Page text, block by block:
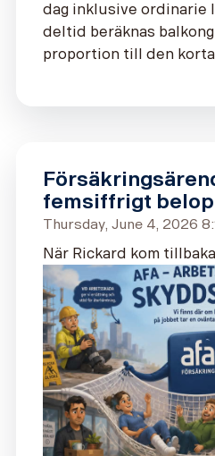
dag inklusive ordinarie
deltid beräknas
proportion till den
femsiffrigt
Thursday, June 4, 2026
När Rickard kom